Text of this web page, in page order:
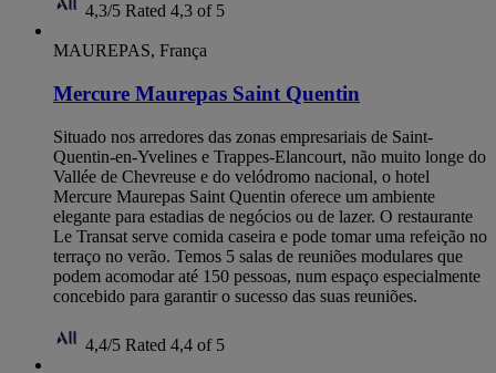
4,3/5 Rated 4,3 of 5
MAUREPAS, França
Mercure Maurepas Saint Quentin
Situado nos arredores das zonas empresariais de Saint-
Quentin-en-Yvelines e Trappes-Elancourt, não muito longe do
Vallée de Chevreuse e do velódromo nacional, o hotel
Mercure Maurepas Saint Quentin oferece um ambiente
elegante para estadias de negócios ou de lazer. O restaurante
Le Transat serve comida caseira e pode tomar uma refeição no
terraço no verão. Temos 5 salas de reuniões modulares que
podem acomodar até 150 pessoas, num espaço especialmente
concebido para garantir o sucesso das suas reuniões.
4,4/5 Rated 4,4 of 5